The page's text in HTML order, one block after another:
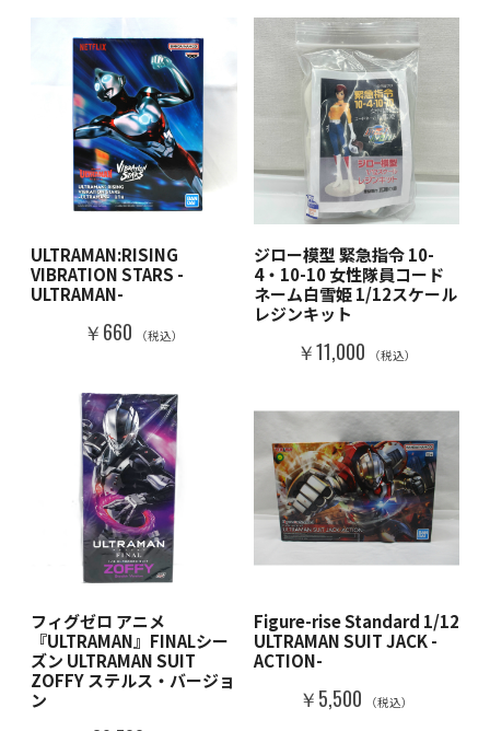
ULTRAMAN:RISING
VIBRATION STARS -
ULTRAMAN-
￥660 （税込）
ジロー模型 緊急指令 10-
4・10-10 女性隊員コード
ネーム白雪姫 1/12スケール
レジンキット
￥11,000 （税込）
フィグゼロ アニメ
『ULTRAMAN』FINALシー
ズン ULTRAMAN SUIT
ZOFFY ステルス・バージョ
ン
Figure-rise Standard 1/12
ULTRAMAN SUIT JACK -
ACTION-
￥5,500 （税込）